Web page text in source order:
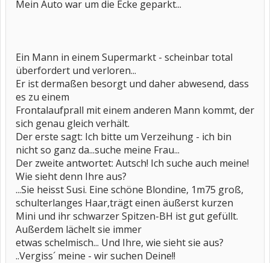
Mein Auto war um die Ecke geparkt...
Ein Mann in einem Supermarkt - scheinbar total
überfordert und verloren...
Er ist dermaßen besorgt und daher abwesend, dass
es zu einem
Frontalaufprall mit einem anderen Mann kommt, der
sich genau gleich verhält.
Der erste sagt: Ich bitte um Verzeihung - ich bin
nicht so ganz da...suche meine Frau...
Der zweite antwortet: Autsch! Ich suche auch meine!
Wie sieht denn Ihre aus?
...Sie heisst Susi. Eine schöne Blondine, 1m75 groß,
schulterlanges Haar,trägt einen äußerst kurzen
Mini und ihr schwarzer Spitzen-BH ist gut gefüllt.
Außerdem lächelt sie immer
etwas schelmisch... Und Ihre, wie sieht sie aus?
..Vergiss´ meine - wir suchen Deine!!